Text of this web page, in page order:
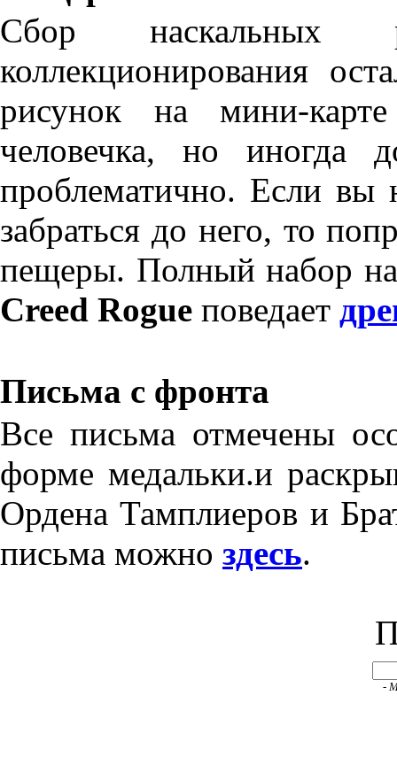
Сбор наскальных
коллекционирования
рисунок на мини-
человечка, но иногда
проблематично. Если вы
забраться до него, то
пещеры. Полный набор
Creed Rogue поведает
Письма с фронта
Все письма отмечены
форме медальки.и
Ордена Тамплиеров и
письма можно здесь.
-